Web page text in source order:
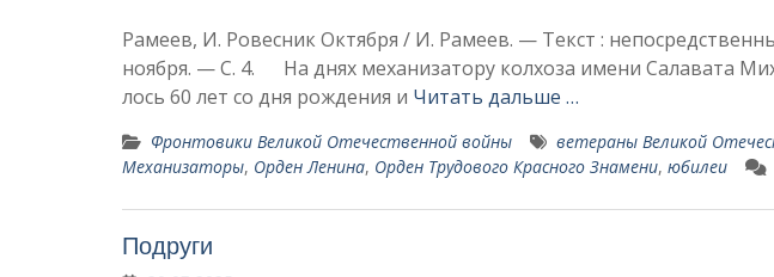
Рамеев, И. Ровесник Октября / И. Рамеев. — Текст :
ноября. — С. 4. На днях механизатору кол­хоза имени Салавата
лось 60 лет со дня рождения и Читать дальше …
Фронтовики Великой Отечественной войны ветераны Великой
Механизаторы, Орден Ленина, Орден Трудового Красного Знамени, юбилеи
Подруги